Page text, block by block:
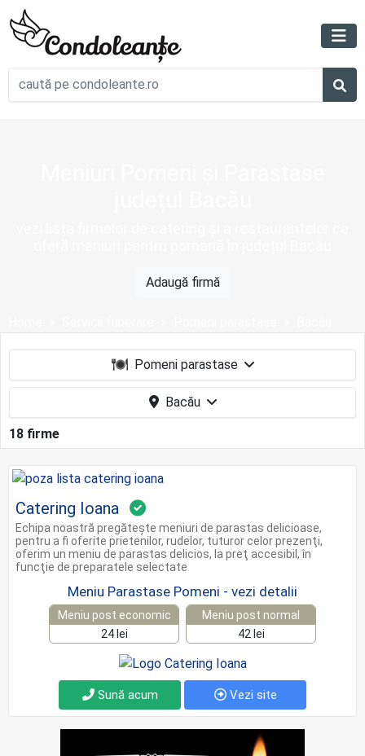
Adaugă firmă
18 firme
Catering Ioana
Echipa noastră pregăteşte meniuri de parastas delicioase,
pentru a fi oferite prietenilor, rudelor, tuturor celor prezenţi,
oferim un meniu de parastas delicios, la preţ accesibil, în
funcţie de preparatele selectate
Meniu Parastase Pomeni - vezi detalii
Meniu post economic
24 lei
Meniu post normal
42 lei
Sună acum Vezi site